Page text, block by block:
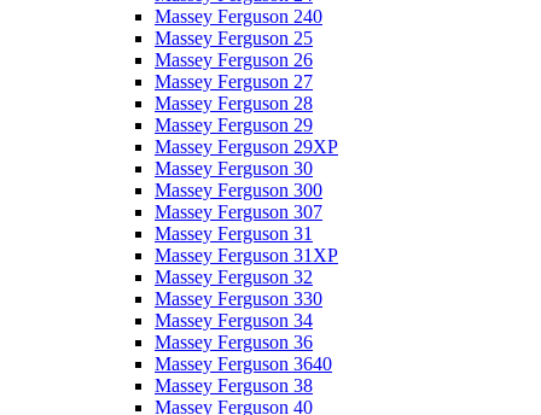
Massey Ferguson 240
Massey Ferguson 25
Massey Ferguson 26
Massey Ferguson 27
Massey Ferguson 28
Massey Ferguson 29
Massey Ferguson 29XP
Massey Ferguson 30
Massey Ferguson 300
Massey Ferguson 307
Massey Ferguson 31
Massey Ferguson 31XP
Massey Ferguson 32
Massey Ferguson 330
Massey Ferguson 34
Massey Ferguson 36
Massey Ferguson 3640
Massey Ferguson 38
Massey Ferguson 40